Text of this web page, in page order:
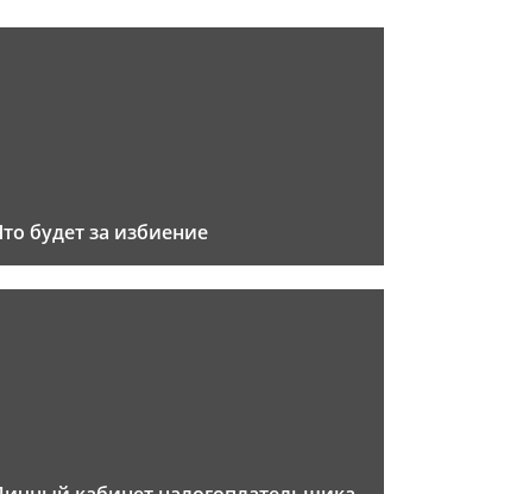
будет за избиение